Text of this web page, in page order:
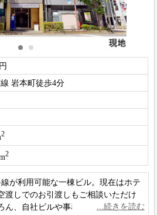
岩本町徒歩4分
2
2
が利用可能な一棟ビル。現在はホテ
渡しでのお引渡しもご相談いただけ
ん、自社ビルや事務所など幅広い用